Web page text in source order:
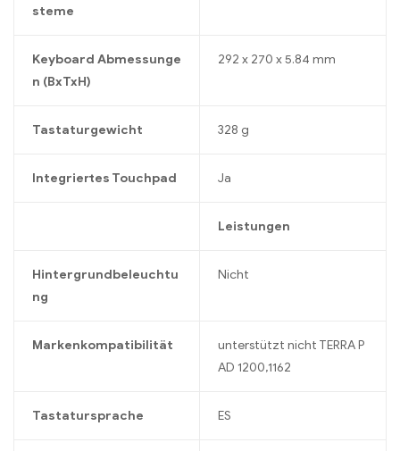
steme
Keyboard Abmessunge
n (BxTxH)
292 x 270 x 5.84 mm
Tastaturgewicht 328 g
Integriertes Touchpad Ja
Leistungen
Hintergrundbeleuchtu
ng
Nicht
Markenkompatibilität
unterstützt nicht TERRA P
AD 1200,1162
Tastatursprache ES